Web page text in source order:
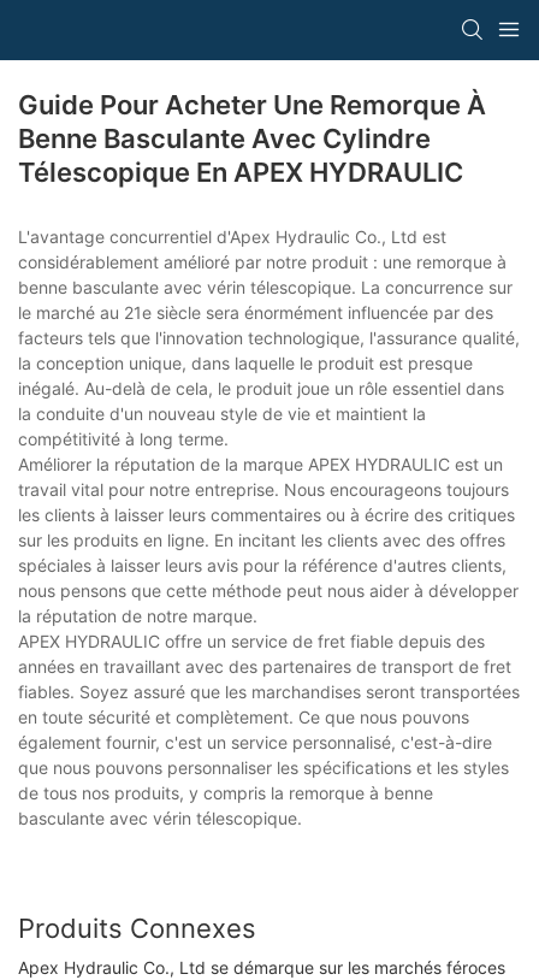
Guide Pour Acheter Une Remorque À
Benne Basculante Avec Cylindre
Télescopique En APEX HYDRAULIC
L'avantage concurrentiel d'Apex Hydraulic Co., Ltd est
considérablement amélioré par notre produit : une remorque à
benne basculante avec vérin télescopique. La concurrence sur
le marché au 21e siècle sera énormément influencée par des
facteurs tels que l'innovation technologique, l'assurance qualité,
la conception unique, dans laquelle le produit est presque
inégalé. Au-delà de cela, le produit joue un rôle essentiel dans
la conduite d'un nouveau style de vie et maintient la
compétitivité à long terme.
Améliorer la réputation de la marque APEX HYDRAULIC est un
travail vital pour notre entreprise. Nous encourageons toujours
les clients à laisser leurs commentaires ou à écrire des critiques
sur les produits en ligne. En incitant les clients avec des offres
spéciales à laisser leurs avis pour la référence d'autres clients,
nous pensons que cette méthode peut nous aider à développer
la réputation de notre marque.
APEX HYDRAULIC offre un service de fret fiable depuis des
années en travaillant avec des partenaires de transport de fret
fiables. Soyez assuré que les marchandises seront transportées
en toute sécurité et complètement. Ce que nous pouvons
également fournir, c'est un service personnalisé, c'est-à-dire
que nous pouvons personnaliser les spécifications et les styles
de tous nos produits, y compris la remorque à benne
basculante avec vérin télescopique.
Produits Connexes
Apex Hydraulic Co., Ltd se démarque sur les marchés féroces